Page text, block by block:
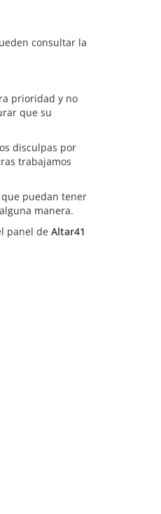
consultar la
prioridad y no
que su
disculpas por
trabajamos
puedan tener
manera.
panel de Altar41